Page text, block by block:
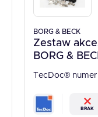
BORG & BECK
Zestaw
BORG &
TecDoc® numer
BRAK